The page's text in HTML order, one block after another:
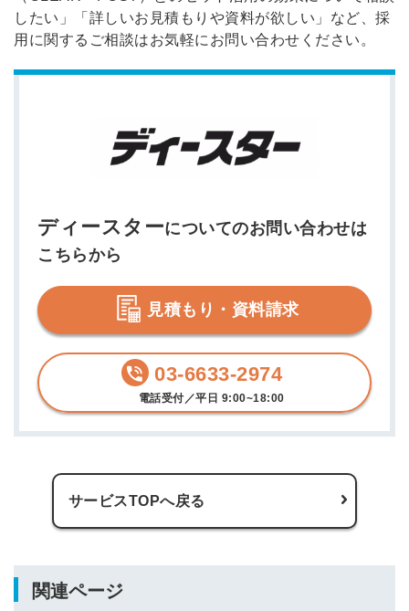
したい」「詳しいお見積もりや資料が欲しい」など、採
用に関するご相談はお気軽にお問い合わせください。
ディースターについてのお問い合わせは
こちらから
見積もり・資料請求
03-6633-2974
電話受付／平日 9:00~18:00
サービスTOPへ戻る
関連ページ